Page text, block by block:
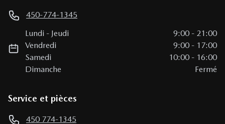
450-774-1345
Lundi - Jeudi 9:00 - 21:00
Vendredi
9:00 - 17:00
Samedi
10:00 - 16:00
Dimanche
Fermé
Service et pièces
450 774-1345